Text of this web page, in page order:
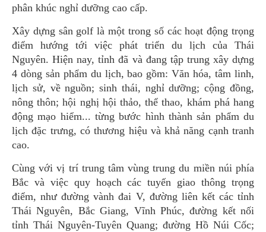
phân khúc nghỉ dưỡng cao cấp.
Xây dựng sân golf là một trong số các hoạt động trọng
điểm hướng tới việc phát triển du lịch của Thái
Nguyên. Hiện nay, tỉnh đã và đang tập trung xây dựng
4 dòng sản phẩm du lịch, bao gồm: Văn hóa, tâm linh,
lịch sử, về nguồn; sinh thái, nghỉ dưỡng; cộng đồng,
nông thôn; hội nghị hội thảo, thể thao, khám phá hang
động mạo hiểm... từng bước hình thành sản phẩm du
lịch đặc trưng, có thương hiệu và khả năng cạnh tranh
cao.
Cùng với vị trí trung tâm vùng trung du miền núi phía
Bắc và việc quy hoạch các tuyến giao thông trọng
điểm, như đường vành đai V, đường liên kết các tỉnh
Thái Nguyên, Bắc Giang, Vĩnh Phúc, đường kết nối
tỉnh Thái Nguyên-Tuyên Quang; đường Hồ Núi Cốc;